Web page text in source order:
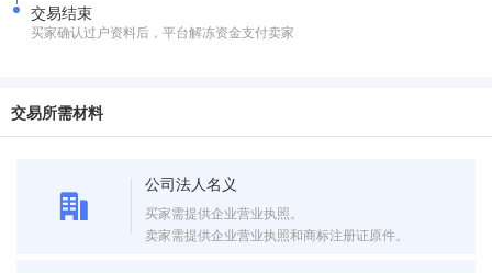
交易结束
买家确认过户资料后，平台解冻资金支付卖家
交易所需材料
公司法人名义
买家需提供企业营业执照。
卖家需提供企业营业执照和商标注册证原件。